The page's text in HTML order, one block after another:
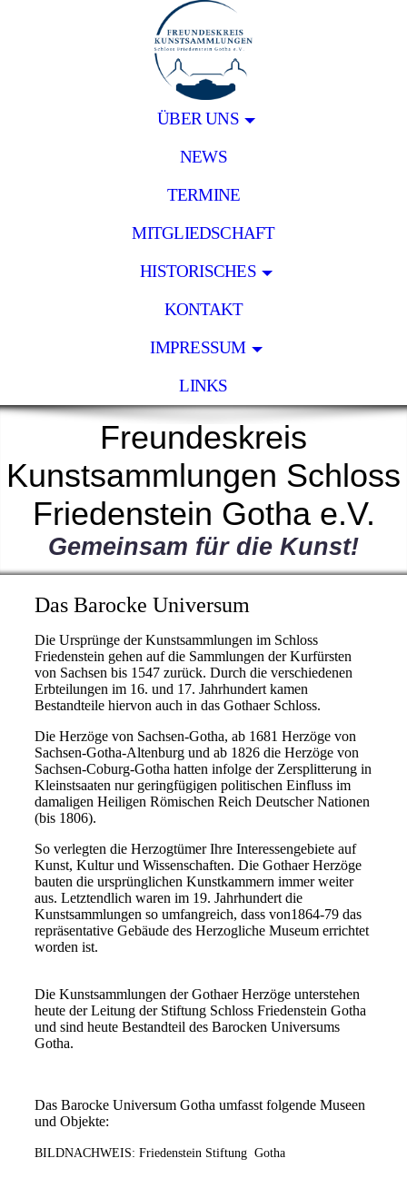
ÜBER UNS
NEWS
TERMINE
MITGLIEDSCHAFT
HISTORISCHES
KONTAKT
IMPRESSUM
LINKS
Freundeskreis
Kunstsammlungen Schloss
Friedenstein Gotha e.V.
Gemeinsam für die Kunst!
Das Barocke Universum
Die Ursprünge der Kunstsammlungen im Schloss
Friedenstein gehen auf die Sammlungen der Kurfürsten
von Sachsen bis 1547 zurück. Durch die verschiedenen
Erbteilungen im 16. und 17. Jahrhundert kamen
Bestandteile hiervon auch in das Gothaer Schloss.
Die Herzöge von Sachsen-Gotha, ab 1681 Herzöge von
Sachsen-Gotha-Altenburg und ab 1826 die Herzöge von
Sachsen-Coburg-Gotha hatten infolge der Zersplitterung in
Kleinstsaaten nur geringfügigen politischen Einfluss im
damaligen Heiligen Römischen Reich Deutscher Nationen
(bis 1806).
So verlegten die Herzogtümer Ihre Interessengebiete auf
Kunst, Kultur und Wissenschaften. Die Gothaer Herzöge
bauten die ursprünglichen Kunstkammern immer weiter
aus. Letztendlich waren im 19. Jahrhundert die
Kunstsammlungen so umfangreich, dass von1864-79 das
repräsentative Gebäude des Herzogliche Museum errichtet
worden ist.
Die Kunstsammlungen der Gothaer Herzöge unterstehen
heute der Leitung der Stiftung Schloss Friedenstein Gotha
und sind heute Bestandteil des Barocken Universums
Gotha.
Das Barocke Universum Gotha umfasst folgende Museen
und Objekte:
BILDNACHWEIS: Friedenstein Stiftung Gotha